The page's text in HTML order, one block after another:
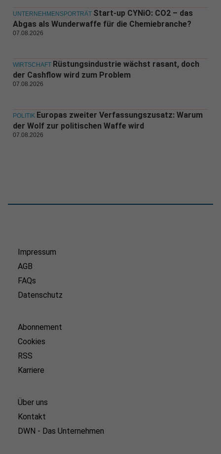
UNTERNEHMENSPORTRÄT Start-up CYNiO: CO2 – das
Abgas als Wunderwaffe für die Chemiebranche?
07.08.2026
WIRTSCHAFT Rüstungsindustrie wächst rasant, doch
der Cashflow wird zum Problem
07.08.2026
POLITIK Europas zweiter Verfassungszusatz: Warum
der Wolf zur politischen Waffe wird
07.08.2026
Impressum
AGB
FAQs
Datenschutz
Abonnement
Cookies
RSS
Karriere
Über uns
Kontakt
DWN - Das Unternehmen